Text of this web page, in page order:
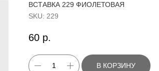
ВСТАВКА 229 ФИОЛЕТОВАЯ
SKU: 229
60 р.
В КОРЗИНУ